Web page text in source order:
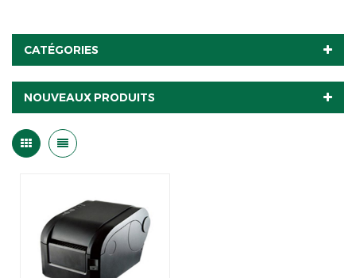
CATÉGORIES
NOUVEAUX PRODUITS